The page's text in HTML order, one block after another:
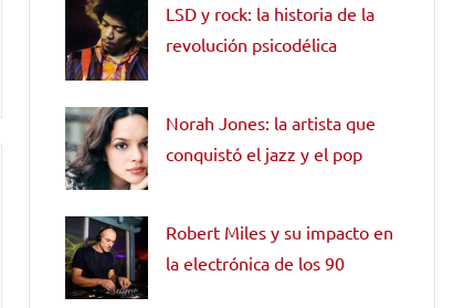
LSD y rock: la historia de la
revolución psicodélica
Norah Jones: la artista que
conquistó el jazz y el pop
Robert Miles y su impacto en
la electrónica de los 90